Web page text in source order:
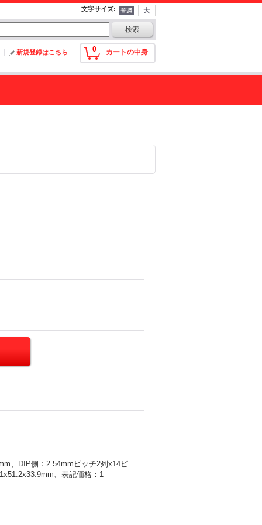
文字サイズ:
0 カートの中身
新規登録はこちら
、DIP側：2.54mmピッチ2列x14ピ
、表記価格：1